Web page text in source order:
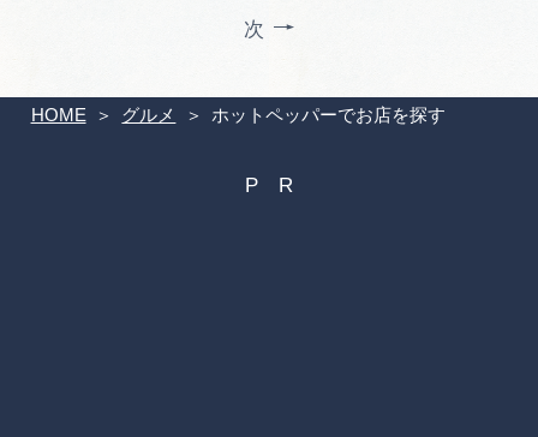
HOME グルメ ホットペッパーでお店を探す
次